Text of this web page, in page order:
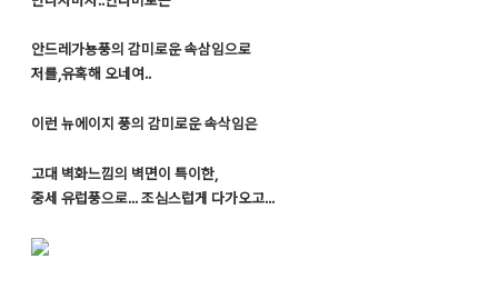
안드레가뇽풍의 감미로운 속삼임으로
저를,유혹해 오네여..
이런 뉴에이지 풍의 감미로운 속삭임은
고대 벽화느낌의 벽면이 특이한,
중세 유럽풍으로... 조심스럽게 다가오고...